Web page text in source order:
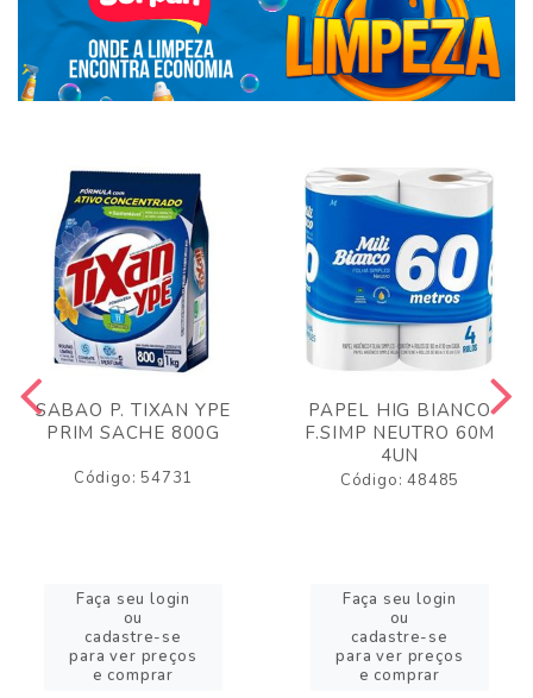
SABAO P. TIXAN YPE
PRIM SACHE 800G
Código: 54731
Faça seu login
ou
cadastre-se
para ver preços
e comprar
PAPEL HIG BIANCO
F.SIMP NEUTRO 60M
4UN
Código: 48485
Faça seu login
ou
cadastre-se
para ver preços
e comprar